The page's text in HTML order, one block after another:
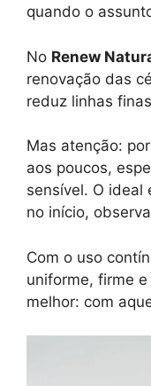
quando o
No Renew
renovação das
reduz linhas
Mas atenção:
aos poucos,
sensível. O ideal
no início,
Com o uso
uniforme, firme
melhor: com